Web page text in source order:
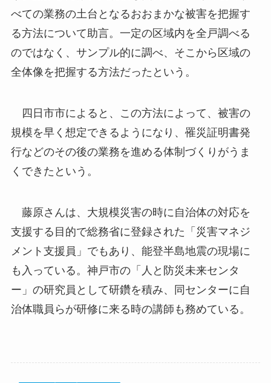
べての業務の土台となるおおまかな被害を把握す
る方法について助言。一定の区域内を全戸調べる
のではなく、サンプル的に調べ、そこから区域の
全体像を把握する方法だったという。
四日市市によると、この方法によって、被害の
規模を早く想定できるようになり、罹災証明書発
行などのその後の業務を進める体制づくりがうま
くできたという。
藤原さんは、大規模災害の時に自治体の対応を
支援する目的で総務省に登録された「災害マネジ
メント支援員」でもあり、能登半島地震の現場に
も入っている。神戸市の「人と防災未来センタ
ー」の研究員として研鑽を積み、同センターに自
治体職員らが研修に来る時の講師も務めている。